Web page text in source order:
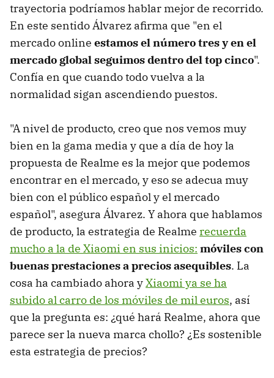
trayectoria podríamos hablar mejor de recorrido.
En este sentido Álvarez afirma que "en el
mercado online estamos el número tres y en el
mercado global seguimos dentro del top cinco".
Confía en que cuando todo vuelva a la
normalidad sigan ascendiendo puestos.
"A nivel de producto, creo que nos vemos muy
bien en la gama media y que a día de hoy la
propuesta de Realme es la mejor que podemos
encontrar en el mercado, y eso se adecua muy
bien con el público español y el mercado
español", asegura Álvarez. Y ahora que hablamos
de producto, la estrategia de Realme recuerda
mucho a la de Xiaomi en sus inicios: móviles con
buenas prestaciones a precios asequibles. La
cosa ha cambiado ahora yXiaomi ya se ha
subido al carro de los móviles de mil euros, así
que la pregunta es: ¿qué hará Realme, ahora que
parece ser la nueva marca chollo? ¿Es sostenible
esta estrategia de precios?